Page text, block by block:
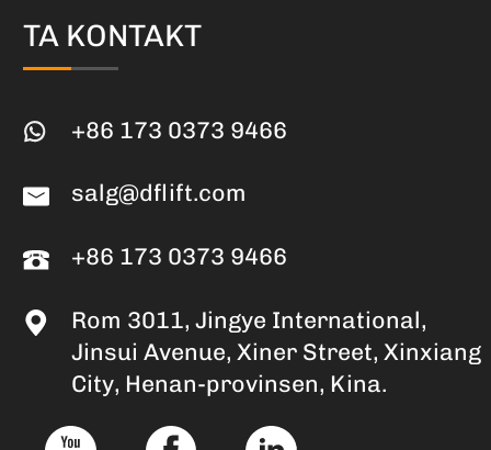
TA KONTAKT
+86 173 0373 9466
salg@dflift.com
+86 173 0373 9466
Rom 3011, Jingye International,
Jinsui Avenue, Xiner Street, Xinxiang
City, Henan-provinsen, Kina.